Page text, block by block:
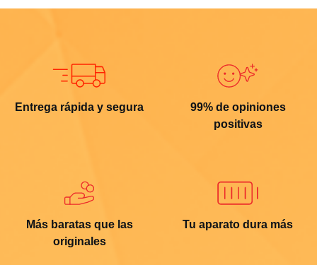
Entrega rápida y segura
99% de opiniones
positivas
Más baratas que las
originales
Tu aparato dura más